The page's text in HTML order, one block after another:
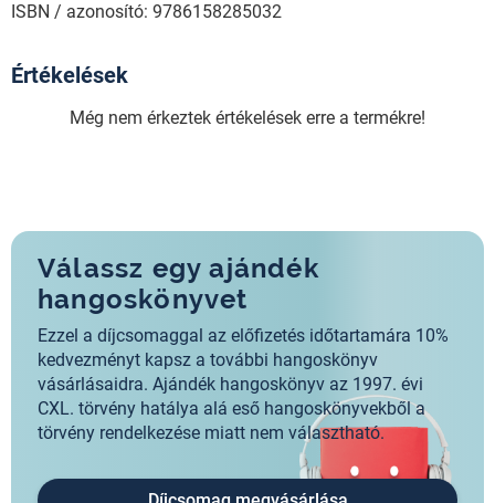
ISBN / azonosító: 9786158285032
Értékelések
Még nem érkeztek értékelések erre a termékre!
Válassz egy ajándék
hangoskönyvet
Ezzel a díjcsomaggal az előfizetés időtartamára 10%
kedvezményt kapsz a további hangoskönyv
vásárlásaidra. Ajándék hangoskönyv az 1997. évi
CXL. törvény hatálya alá eső hangoskönyvekből a
törvény rendelkezése miatt nem választható.